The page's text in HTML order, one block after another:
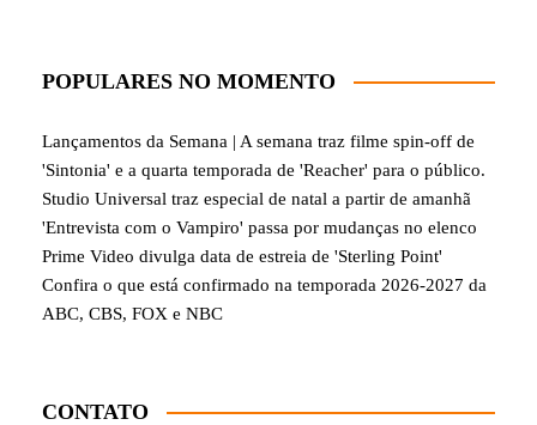
POPULARES NO MOMENTO
Lançamentos da Semana | A semana traz filme spin-off de
'Sintonia' e a quarta temporada de 'Reacher' para o público.
Studio Universal traz especial de natal a partir de amanhã
'Entrevista com o Vampiro' passa por mudanças no elenco
Prime Video divulga data de estreia de 'Sterling Point'
Confira o que está confirmado na temporada 2026-2027 da
ABC, CBS, FOX e NBC
CONTATO